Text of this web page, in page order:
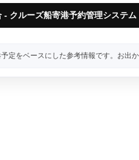
- クルーズ船寄港予約管理システム
定をベースにした参考情報です。お出